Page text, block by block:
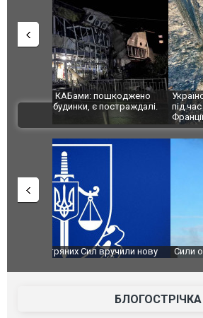
Українські надзвичайники
під час ліквідації масштабної
ВІДЕО
Сили оборони уразили
атаку. ВІДЕО
БЛОГОСТРІЧКА